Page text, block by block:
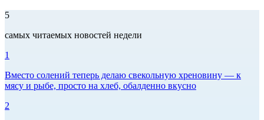
5
самых читаемых новостей недели
1
Вместо солений теперь делаю свекольную хреновину — к
мясу и рыбе, просто на хлеб, обалденно вкусно
2